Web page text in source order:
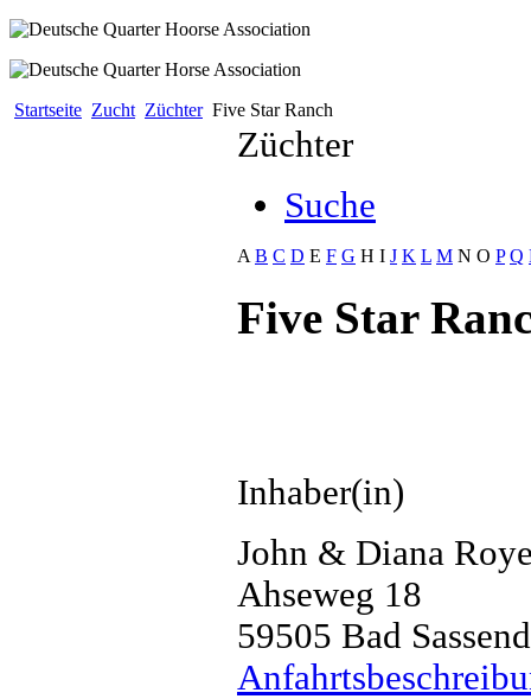
Startseite Zucht Züchter Five Star Ranch
Züchter
Suche
A B C D E F G H I J K L M N O P Q
Five Star
Inhaber(in)
John & Diana
Ahseweg 18
59505 Bad